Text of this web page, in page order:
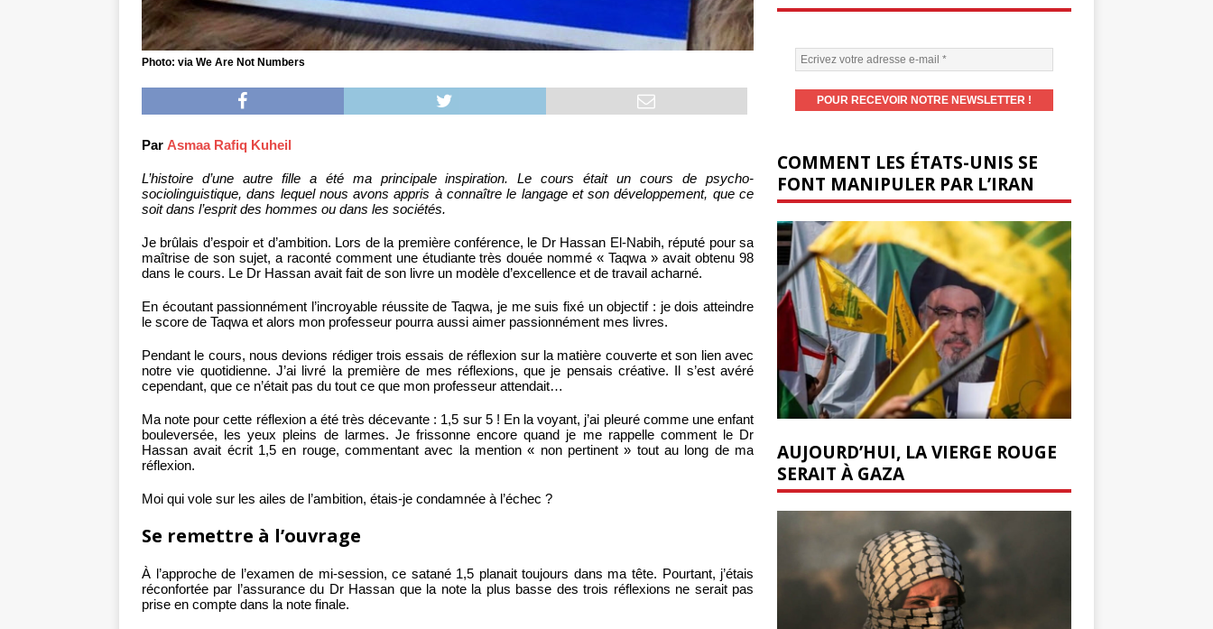
Photo: via We Are Not Numbers
Par Asmaa Rafiq Kuheil
L’histoire d’une autre fille a été ma principale inspiration. Le cours était un cours de psycho-
sociolinguistique, dans lequel nous avons appris à connaître le langage et son développement, que ce
soit dans l’esprit des hommes ou dans les sociétés.
Je brûlais d’espoir et d’ambition. Lors de la première conférence, le Dr Hassan El-Nabih, réputé pour sa
maîtrise de son sujet, a raconté comment une étudiante très douée nommé « Taqwa » avait obtenu 98
dans le cours. Le Dr Hassan avait fait de son livre un modèle d’excellence et de travail acharné.
En écoutant passionnément l’incroyable réussite de Taqwa, je me suis fixé un objectif : je dois atteindre
le score de Taqwa et alors mon professeur pourra aussi aimer passionnément mes livres.
Pendant le cours, nous devions rédiger trois essais de réflexion sur la matière couverte et son lien avec
notre vie quotidienne. J’ai livré la première de mes réflexions, que je pensais créative. Il s’est avéré
cependant, que ce n’était pas du tout ce que mon professeur attendait…
Ma note pour cette réflexion a été très décevante : 1,5 sur 5 ! En la voyant, j’ai pleuré comme une enfant
bouleversée, les yeux pleins de larmes. Je frissonne encore quand je me rappelle comment le Dr
Hassan avait écrit 1,5 en rouge, commentant avec la mention « non pertinent » tout au long de ma
réflexion.
Moi qui vole sur les ailes de l’ambition, étais-je condamnée à l’échec ?
Se remettre à l’ouvrage
À l’approche de l’examen de mi-session, ce satané 1,5 planait toujours dans ma tête. Pourtant, j’étais
réconfortée par l’assurance du Dr Hassan que la note la plus basse des trois réflexions ne serait pas
prise en compte dans la note finale.
COMMENT LES ÉTATS-UNIS SE
FONT MANIPULER PAR L’IRAN
AUJOURD’HUI, LA VIERGE ROUGE
SERAIT À GAZA